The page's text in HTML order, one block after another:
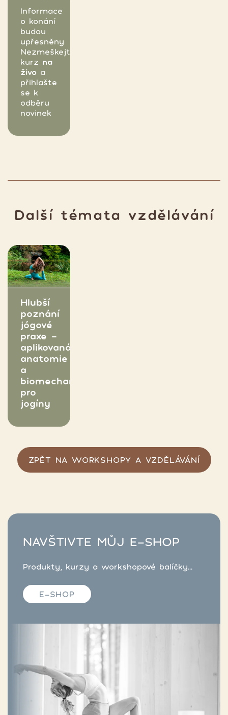
Informace
o konání
budou
upřesněny
Nezmeškejte
kurz na
živo a
přihlašte
se k
odběru
novinek
Další témata vzdělávání
Hlubší
poznání
jógové
praxe -
aplikovaná
anatomie
a
biomechanika
pro
jogíny
ZPĚT NA WORKSHOPY A VZDĚLÁVÁNÍ
NAVŠTIVTE MŮJ E-SHOP
Produkty, kurzy a workshopové balíčky...
E-SHOP